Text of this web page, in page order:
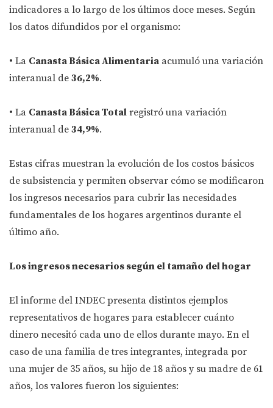
indicadores a lo largo de los últimos doce meses. Según
los datos difundidos por el organismo:
• La Canasta Básica Alimentaria acumuló una variación
interanual de 36,2%.
• La Canasta Básica Total registró una variación
interanual de 34,9%.
Estas cifras muestran la evolución de los costos básicos
de subsistencia y permiten observar cómo se modificaron
los ingresos necesarios para cubrir las necesidades
fundamentales de los hogares argentinos durante el
último año.
Los ingresos necesarios según el tamaño del hogar
El informe del INDEC presenta distintos ejemplos
representativos de hogares para establecer cuánto
dinero necesitó cada uno de ellos durante mayo. En el
caso de una familia de tres integrantes, integrada por
una mujer de 35 años, su hijo de 18 años y su madre de 61
años, los valores fueron los siguientes: